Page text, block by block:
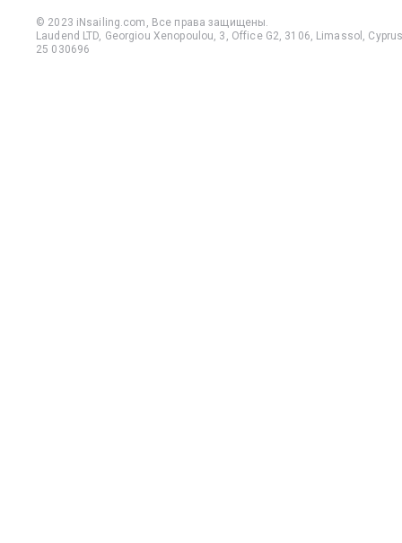
© 2023 iNsailing.com, Все права защищены.
Laudend LTD, Georgiou Xenopoulou, 3, Office G2, 3106, Limassol,
25 030696